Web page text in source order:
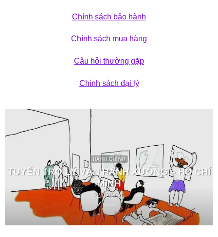
Chính sách bảo hành
Chính sách mua hàng
Câu hỏi thường gặp
Chính sách đại lý
HÀNH CHÍNH
TUYỂN TRỢ LÝ VẬN HÀNH XƯỞNG – HỒ CHÍ
MINH
22/02/2026